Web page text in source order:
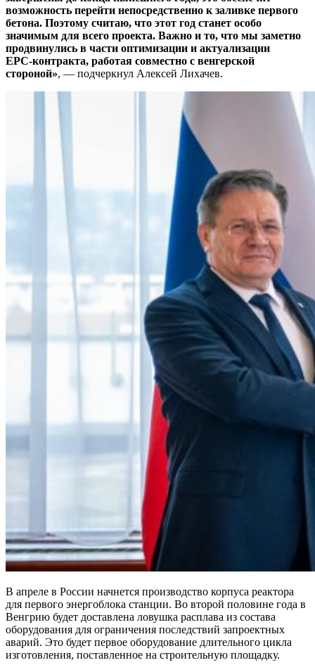
возможность перейти непосредственно к заливке первого
бетона. Поэтому считаю, что этот год станет особо
значимым для всего проекта. Важно и то, что мы заметно
продвинулись в части оптимизации и актуализации
EPC‑контракта, работая совместно с венгерской
стороной», — подчеркнул Алексей Лихачев.
В апреле в России начнется производство корпуса реактора
для первого энергоблока станции. Во второй половине года в
Венгрию будет доставлена ловушка расплава из состава
оборудования для ограничения последствий запроектных
аварий. Это будет первое оборудование длительного цикла
изготовления, поставленное на строительную площадку.